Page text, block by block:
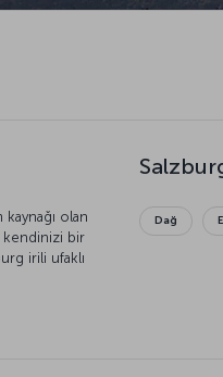
olan
kendinizi bir
irili ufaklı
gelse de
Dağ